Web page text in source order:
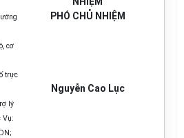
cơ
trực
lý
Vụ:
PHÓ CHỦ NHIỆM
Nguyễn Cao Lục